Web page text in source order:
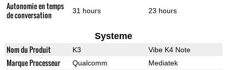
Autonomie en temps
de conversation
31 hours 23 hours
Systeme
Nom du Produit K3 Vibe K4 Note
Marque Processeur Qualcomm Mediatek